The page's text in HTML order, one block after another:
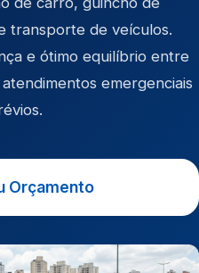
transporte de veículos.
e ótimo equilíbrio entre
emergenciais
Orçamento